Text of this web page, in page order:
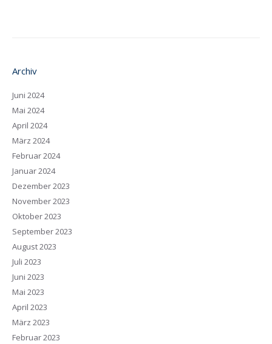
Archiv
Juni 2024
Mai 2024
April 2024
März 2024
Februar 2024
Januar 2024
Dezember 2023
November 2023
Oktober 2023
September 2023
August 2023
Juli 2023
Juni 2023
Mai 2023
April 2023
März 2023
Februar 2023